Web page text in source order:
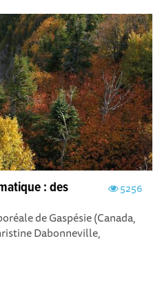
5256
: des
de Gaspésie (Canada,
Dabonneville,